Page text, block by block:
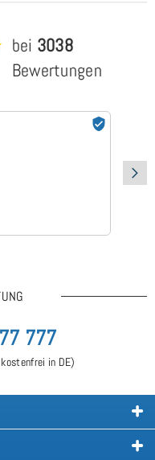
bei 3038
Bewertungen
777
in DE)